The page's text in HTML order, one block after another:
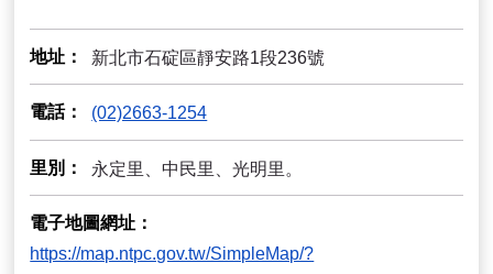
地址 新北市石碇區靜安路1段236號
電話 (02)2663-1254
里別 永定里、中民里、光明里。
電子地圖網址
https://map.ntpc.gov.tw/SimpleMap/?